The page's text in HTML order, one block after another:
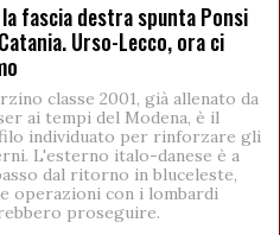
fascia destra spunta Ponsi
Urso-Lecco, ora ci
classe 2001, già allenato da
ai tempi del Modena, è il
individuato per rinforzare gli
L'esterno italo-danese è a
dal ritorno in bluceleste,
operazioni con i lombardi
proseguire.